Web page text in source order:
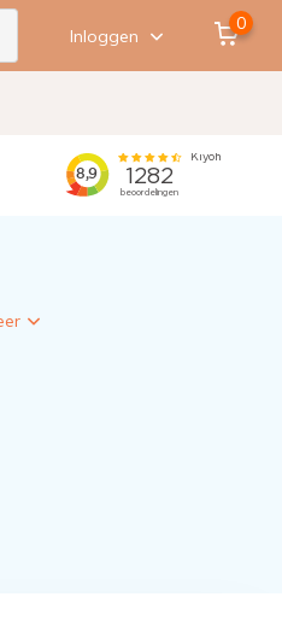
Inloggen
0